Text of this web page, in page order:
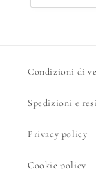
Condizioni di
Spedizioni e resi
Privacy policy
Cookie policy